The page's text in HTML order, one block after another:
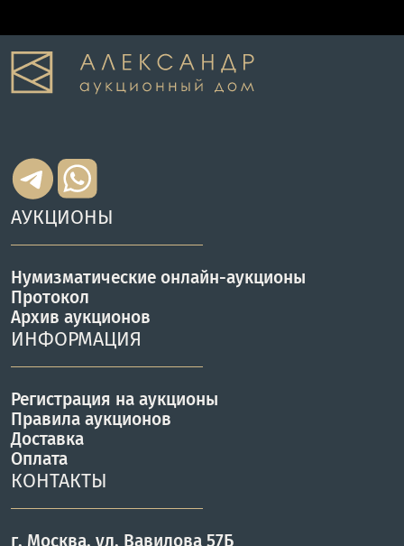
АУКЦИОНЫ
Нумизматические онлайн-аукционы
Протокол
Архив аукционов
ИНФОРМАЦИЯ
Регистрация на аукционы
Правила аукционов
Доставка
Оплата
КОНТАКТЫ
г. Москва, ул. Вавилова 57Б